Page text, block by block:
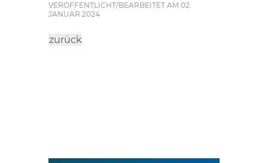
VERÖFFENTLICHT/BEARBEITET AM 02.
JANUAR 2024
zurück